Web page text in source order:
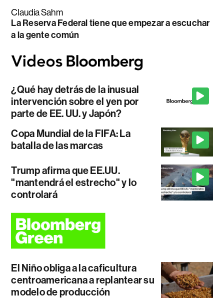
Claudia Sahm
La Reserva Federal tiene que empezar a escuchar
a la gente común
¿Qué hay detrás de la inusual
intervención sobre el yen por
parte de EE. UU. y Japón?
Copa Mundial de la FIFA: La
batalla de las marcas
Trump afirma que EE.UU.
"mantendrá el estrecho" y lo
controlará
El Niño obliga a la caficultura
centroamericana a replantear su
modelo de producción